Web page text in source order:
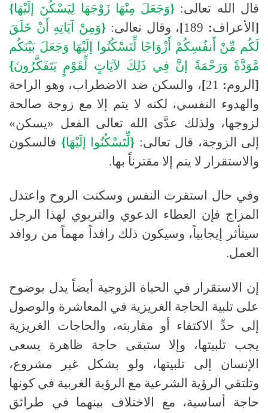
قال الله تعالى:
{وَجَعَلَ مِنْهَا زَوْجَهَا لِيَسْكُنَ إلَيْهَا}
[الأعراف:
189
]، وقال تعالى:
{وَمِنْ آيَاتِهِ أَنْ خَلَقَ
لَكُم مِّنْ أَنفُسِكُمْ أَزْوَاجًا لِّتَسْكُنُوا إلَيْهَا وَجَعَلَ بَيْنَكُم
مَّوَدَّةً وَرَحْمَةً إنَّ فِي ذَلِكَ لآيَاتٍ لِّقَوْمٍ يَتَفَكَّرُونَ}
[ الروم:
21
]، والسكن ضد الاضطراب، وهو الراحة
والهدوء النفسي، لكنه لا يتم إلا مع زوجة صالحة
لزوجها، ولذلك عدَّى الله تعالى الفعل «يسكن»
إلى الزوجة، قال تعالى:
{لِّتَسْكُنُوا إلَيْهَا} فالسكون
والاستقرار لا يتم إلا مقترناً بها.
وفي حال استقرت النفس وسكنت الروح واعتدل
المزاج فإن العطاء الدعوي والتربوي لهذا الرجل
سيتأثر إيجابياً، وسيكون ذلك رافداً مهماً من روافد
العمل.
إن الاستقرار في الحياة الزوجية أيضاً يدل بوضوح
على تلبية الحاجة الغريزية في المعاشرة والوصول
إلى حدِّ الاكتفاء أو مقاربته، والحاجات الغريزية
يجب تلبيتها، وإلا ستبقى حاجة ظاهرة يسعى
الإنسان إلى تلبيتها، ولو بشكل غير مشروع،
وتلتقي الرؤية الشرعية مع الرؤية الغربية في كونها
حاجة أساسية، مع الاختلاف بينهما في طرائق